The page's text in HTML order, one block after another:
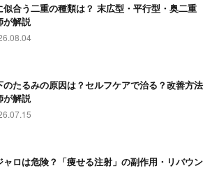
似合う二重の種類は？ 末広型・平行型・奥二重
が解説
のたるみの原因は？セルフケアで治る？改善方法
が解説
ャロは危険？「痩せる注射」の副作用・リバウン